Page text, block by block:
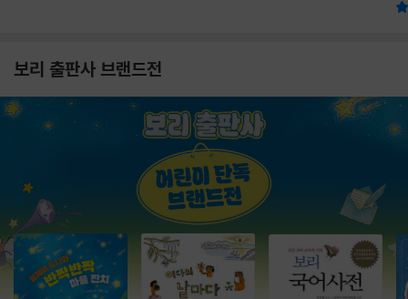
보리 출판사 브랜드전